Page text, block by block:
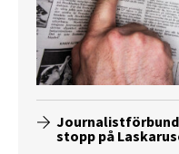
stopp på